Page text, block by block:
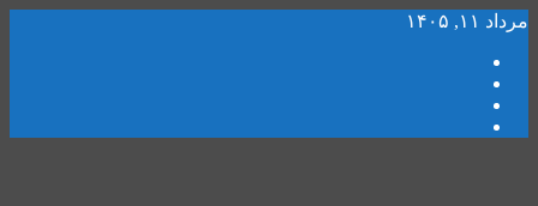
مرداد ۱۱, ۱۴۰۵